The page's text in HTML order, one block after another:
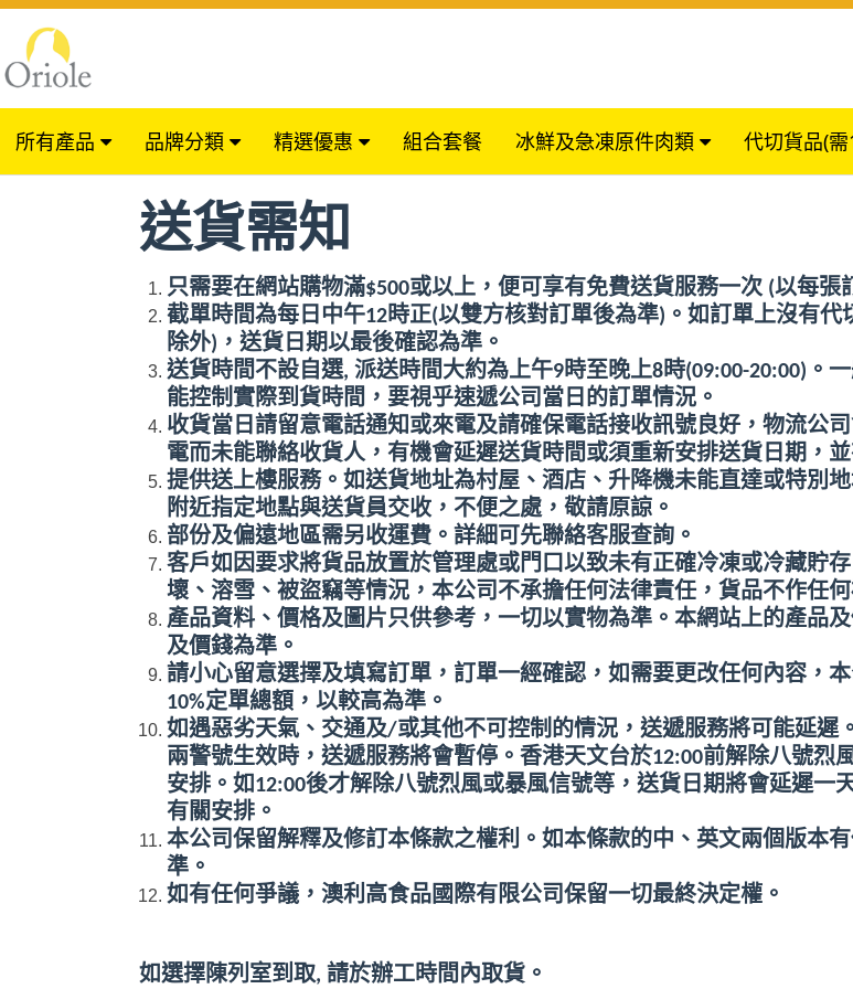
所有產品 品牌分類 精選優惠 組合套餐 冰鮮及急凍原件肉類 代切貨品(
送貨需知
只需要在網站購物滿$500或以上，便可享有免費送貨服務一次(以每張
截單時間為每日中午12時正(以雙方核對訂單後為準) 。如訂單上沒有
除外) ，送貨日期以最後確認為準。
送貨時間不設自選, 派送時間大約為上午9時至晚上8時(09:00-20:00) 。
能控制實際到貨時間，要視乎速遞公司當日的訂單情況。
收貨當日請留意電話通知或來電及請確保電話接收訊號良好，物流公
電而未能聯絡收貨人， 有機會延遲送貨時間或須重新安排送貨日期，
提供送上樓服務。如送貨地址為村屋、酒店、升降機未能直達或特別
附近指定地點與送貨員交收，不便之處，敬請原諒。
部份及偏遠地區需另收運費。詳細可先聯絡客服查詢。
客戶如因要求將貨品放置於管理處或門口以致未有正確冷凍或冷藏貯
壞、溶雪、被盜竊等情況，本公司不承擔任何法律責任，貨品不作任
產品資料、價格及圖片只供參考，一切以實物為準。本網站上的產品
及價錢為準。
請小心留意選擇及填寫訂單，訂單一經確認，如需要更改任何內容，
10%定單總額，以較高為準。
如遇惡劣天氣、交通及/或其他不可控制的情況，送遞服務將可能延遲
兩警號生效時，送遞服務將會暫停。香港天文台於12:00前解除八號烈
安排。如12:00後才解除八號烈風或暴風信號等，送貨日期將會延遲一
有關安排。
本公司保留解釋及修訂本條款之權利。如本條款的中、英文兩個版本
準。
如有任何爭議，澳利高食品國際有限公司保留一切最終決定權。
如選擇陳列室到取, 請於辦工時間內取貨。